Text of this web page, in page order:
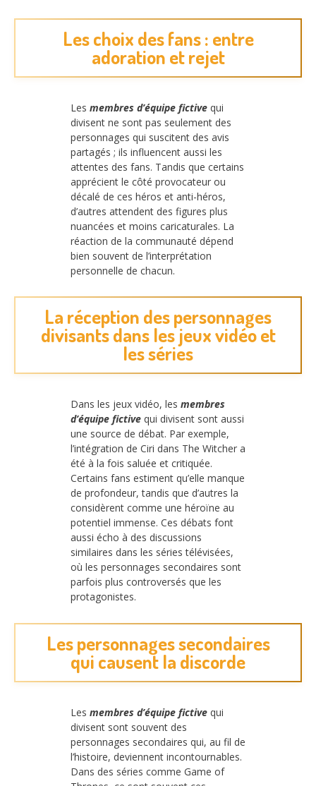
Les choix des fans : entre
adoration et rejet
Les membres d’équipe fictive qui
divisent ne sont pas seulement des
personnages qui suscitent des avis
partagés ; ils influencent aussi les
attentes des fans. Tandis que certains
apprécient le côté provocateur ou
décalé de ces héros et anti-héros,
d’autres attendent des figures plus
nuancées et moins caricaturales. La
réaction de la communauté dépend
bien souvent de l’interprétation
personnelle de chacun.
La réception des personnages
divisants dans les jeux vidéo et
les séries
Dans les jeux vidéo, les membres
d’équipe fictive qui divisent sont aussi
une source de débat. Par exemple,
l’intégration de Ciri dans The Witcher a
été à la fois saluée et critiquée.
Certains fans estiment qu’elle manque
de profondeur, tandis que d’autres la
considèrent comme une héroïne au
potentiel immense. Ces débats font
aussi écho à des discussions
similaires dans les séries télévisées,
où les personnages secondaires sont
parfois plus controversés que les
protagonistes.
Les personnages secondaires
qui causent la discorde
Les membres d’équipe fictive qui
divisent sont souvent des
personnages secondaires qui, au fil de
l’histoire, deviennent incontournables.
Dans des séries comme Game of